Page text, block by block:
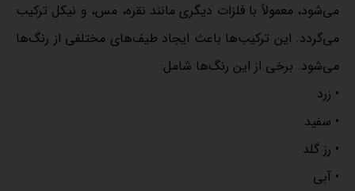
می‌شود، معمولاً با فلزات دیگری مانند نقره، مس، و نیکل ترکیب
می‌گردد. این ترکیب‌ها باعث ایجاد طیف‌های مختلفی از رنگ‌ها
می‌شود. برخی از این رنگ‌ها شامل:
• زرد
• سفید
• رز گلد
• آبی